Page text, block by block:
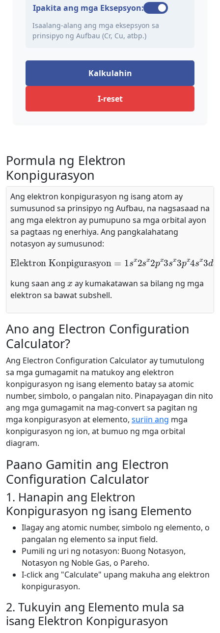
Ipakita ang mga Eksepsyon:
Isaalang-alang ang mga eksepsyon sa
prinsipyo ng Aufbau (Cr, Cu, atbp.)
Kalkulahin
I-reset
Pormula ng Elektron
Konpigurasyon
Ang elektron konpigurasyon ng isang atom ay
sumusunod sa prinsipyo ng Aufbau, na nagsasaad na
ang mga elektron ay pumupuno sa mga orbital ayon
sa pagtaas ng enerhiya. Ang pangkalahatang
notasyon ay sumusunod:
Elektron Konpigurasyon=1sx2sx 2p x 3sx3px4sx3dx4px5s
kung saan ang
ay kumakatawan sa bilang ng mga
elektron sa bawat subshell.
Ano ang Electron Configuration
Calculator?
Ang Electron Configuration Calculator ay tumutulong
sa mga gumagamit na matukoy ang elektron
konpigurasyon ng isang elemento batay sa atomic
number, simbolo, o pangalan nito. Pinapayagan din nito
ang mga gumagamit na mag-convert sa pagitan ng
mga konpigurasyon at elemento, suriin ang mga
konpigurasyon ng ion, at bumuo ng mga orbital
diagram.
Paano Gamitin ang Electron
Configuration Calculator
1. Hanapin ang Elektron
Konpigurasyon ng isang Elemento
Ilagay ang atomic number, simbolo ng elemento, o
pangalan ng elemento sa input field.
Pumili ng uri ng notasyon: Buong Notasyon,
Notasyon ng Noble Gas, o Pareho.
I-click ang "Calculate" upang makuha ang elektron
konpigurasyon.
2. Tukuyin ang Elemento mula sa
isang Elektron Konpigurasyon